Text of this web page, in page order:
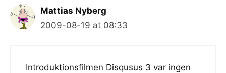
Mattias Nyberg
2009-08-19 at 08:33
Introduktionsfilmen Disqusus 3 var ingen